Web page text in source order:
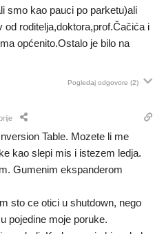
smo kao pauci po parketu)ali
roditelja,doktora,prof.Čačića i
općenito.Ostalo je bilo na
Pogledaj odgovore (2)
Table. Mozete li me
kao slepi mis i istezem ledja.
Gumenim ekspanderom
sto ce otici u shutdown, nego
pojedine moje poruke.